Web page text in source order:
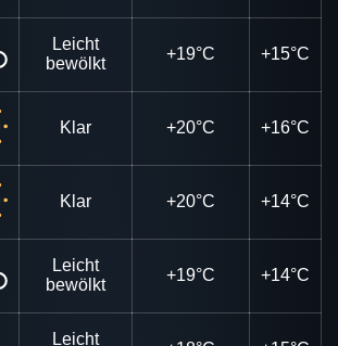
Leicht
bewölkt
+19°C +15°C
Klar +20°C +16°C
Klar +20°C +14°C
Leicht
bewölkt
+19°C +14°C
Leicht